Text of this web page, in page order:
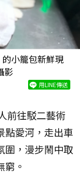
小籠包新鮮現
影
用LINE傳送
前往駁二藝術
點愛河，走出車
圍，漫步鬧中取
。